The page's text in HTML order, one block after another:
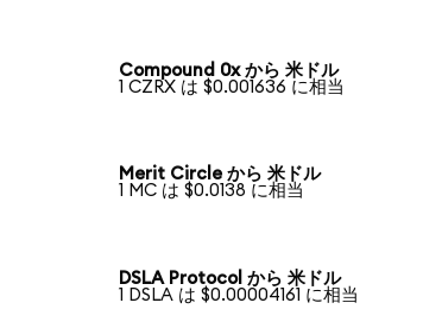
Compound 0x から 米ドル
1 CZRX は $0.001636 に相当
Merit Circle から 米ドル
1 MC は $0.0138 に相当
DSLA Protocol から 米ドル
1 DSLA は $0.00004161 に相当